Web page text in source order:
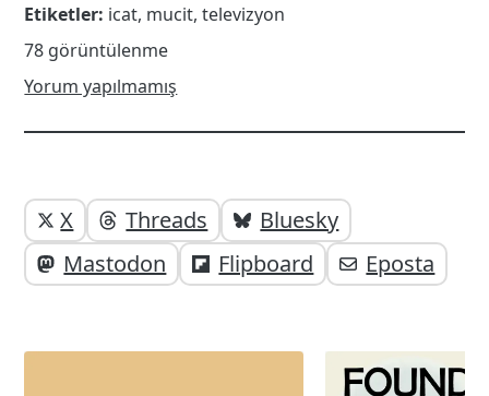
Etiketler: icat, mucit,televizyon
78 görüntülenme
Yorum yapılmamış
Yazı
altı
elemanları
Yazıyı
paylaşabilirsiniz;
X Threads
Bluesky
Mastodon
Flipboard Eposta